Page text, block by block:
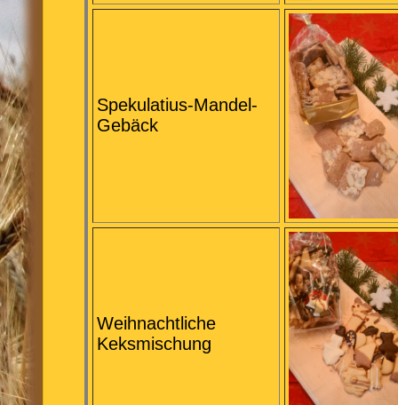
Spekulatius-Mandel-
Gebäck
Weihnachtliche
Keksmischung